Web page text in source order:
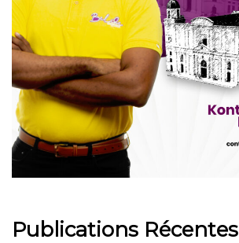
Publications Récentes